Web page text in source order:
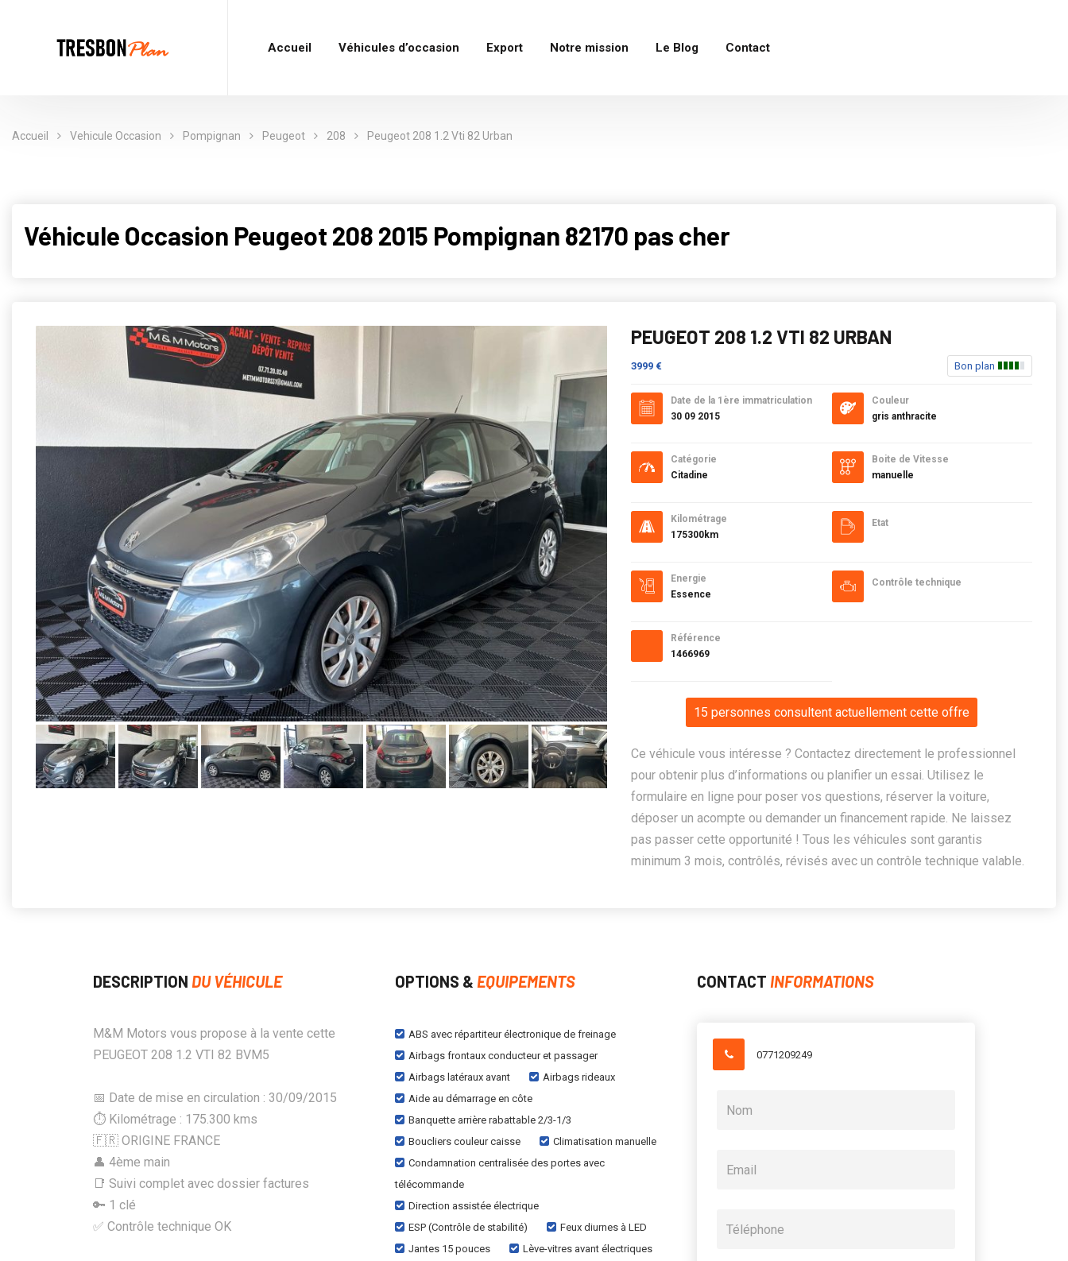
Accueil Véhicules d’occasion Export Notre mission Le Blog Contact
Accueil Vehicule Occasion Pompignan Peugeot 208 Peugeot 208 1.2 Vti 82 Urban
Véhicule Occasion Peugeot 208 2015 Pompignan 82170 pas cher
PEUGEOT 208 1.2 VTI 82 URBAN
3999 € Bon plan
Date de la 1ère immatriculation
30 09 2015
Catégorie
Citadine
Kilométrage
175300km
Energie
Essence
Référence
1466969
Couleur
gris anthracite
Boite de Vitesse
manuelle
Etat
Contrôle technique
15 personnes consultent actuellement cette offre
Ce véhicule vous intéresse ? Contactez directement le professionnel
pour obtenir plus d’informations ou planifier un essai. Utilisez le
formulaire en ligne pour poser vos questions, réserver la voiture,
déposer un acompte ou demander un financement rapide. Ne laissez
pas passer cette opportunité ! Tous les véhicules sont garantis
minimum 3 mois, contrôlés, révisés avec un contrôle technique valable.
DESCRIPTION DU VÉHICULE
M&M Motors vous propose à la vente cette
PEUGEOT 208 1.2 VTI 82 BVM5
📅 Date de mise en circulation : 30/09/2015
⏱️ Kilométrage : 175.300 kms
🇫🇷 ORIGINE FRANCE
👤 4ème main
📑 Suivi complet avec dossier factures
🔑 1 clé
✅ Contrôle technique OK
OPTIONS & EQUIPEMENTS
ABS avec répartiteur électronique de freinage
Airbags frontaux conducteur et passager
Airbags latéraux avant
Airbags rideaux
Aide au démarrage en côte
Banquette arrière rabattable 2/3-1/3
Boucliers couleur caisse
Climatisation manuelle
Condamnation centralisée des portes avec
télécommande
Direction assistée électrique
ESP (Contrôle de stabilité)
Feux diurnes à LED
Jantes 15 pouces
Lève-vitres avant électriques
CONTACT INFORMATIONS
0771209249